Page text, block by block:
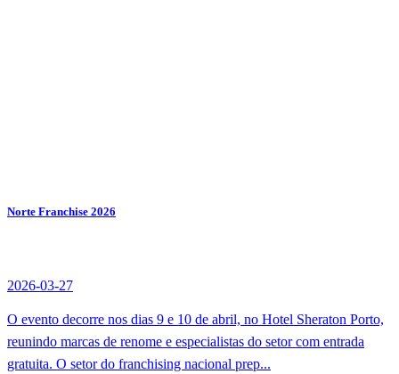
Norte Franchise 2026
2026-03-27
O evento decorre nos dias 9 e 10 de abril, no Hotel Sheraton Porto,
reunindo marcas de renome e especialistas do setor com entrada
gratuita. O setor do franchising nacional prep...